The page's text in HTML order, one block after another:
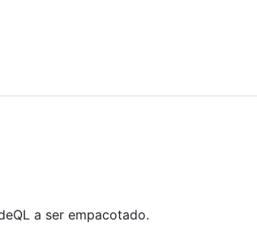
a ser empacotado.